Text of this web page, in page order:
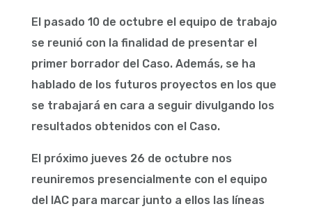
El pasado 10 de octubre el equipo de trabajo
se reunió con la finalidad de presentar el
primer borrador del Caso. Además, se ha
hablado de los futuros proyectos en los que
se trabajará en cara a seguir divulgando los
resultados obtenidos con el Caso.
El próximo jueves 26 de octubre nos
reuniremos presencialmente con el equipo
del IAC para marcar junto a ellos las líneas